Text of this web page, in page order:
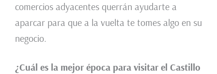
comercios adyacentes querrán ayudarte a
aparcar para que a la vuelta te tomes algo en su
negocio.
¿Cuál es la mejor época para visitar el Castillo